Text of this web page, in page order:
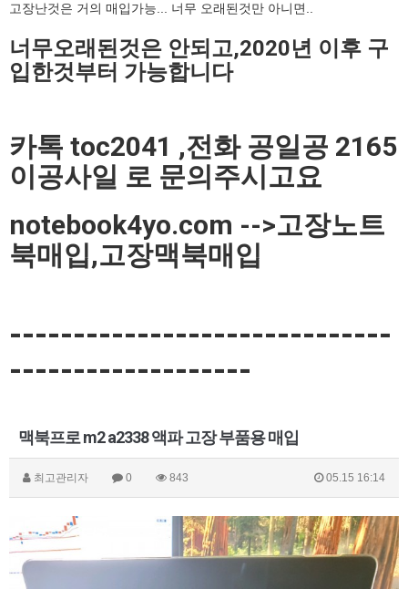
고장난것은 거의 매입가능... 너무 오래된것만 아니면..
너무오래된것은 안되고,2020년 이후 구
입한것부터 가능합니다
카톡 toc2041 ,전화 공일공 2165
이공사일 로 문의주시고요
notebook4yo.com -->고장노트
북매입,고장맥북매입
------------------------------
-------------------
맥북프로 m2 a2338 액파 고장 부품용 매입
최고관리자 0 843 05.15 16:14